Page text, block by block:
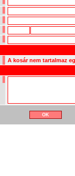
A kosár nem tartalmaz